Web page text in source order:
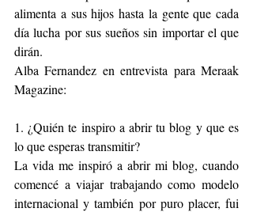
alimenta a sus hijos hasta la gente que cada
día lucha por sus sueños sin importar el que
dirán.
Alba Fernandez en entrevista para Meraak
Magazine:
1. ¿Quién te inspiro a abrir tu blog y que es
lo que esperas transmitir?
La vida me inspiró a abrir mi blog, cuando
comencé a viajar trabajando como modelo
internacional y también por puro placer, fui